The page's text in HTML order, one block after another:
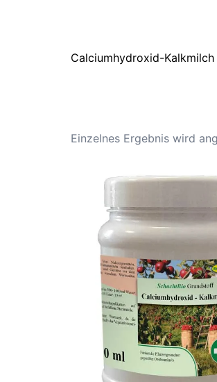
Calciumhydroxid-
Einzelnes Ergebnis wird